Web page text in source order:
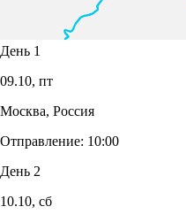
День 1
09.10, пт
Москва, Россия
Отправление: 10:00
День 2
10.10, сб